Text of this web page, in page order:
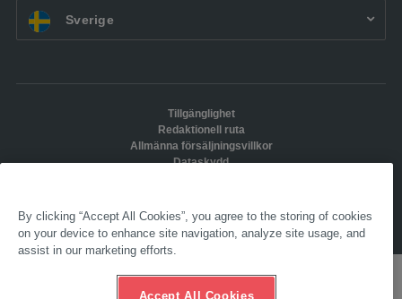
SV: Sverige
© 2025 AL-KO. Alla rättigheter förbehållna. - AL-KO KOBER&nbsp;AB
Tillgänglighet
Redaktionell ruta
Allmänna försäljningsvillkor
Dataskydd
By clicking “Accept All Cookies”, you agree to the storing of cookies
on your device to enhance site navigation, analyze site usage, and
assist in our marketing efforts.
Accept All Cookies